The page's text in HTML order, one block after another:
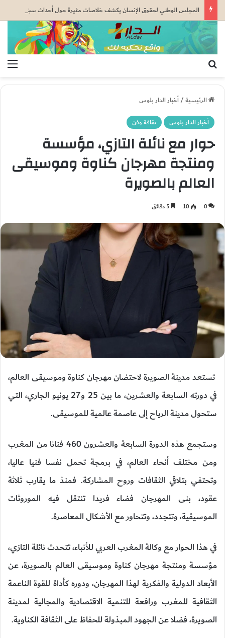
الرئيسية/أخبار الدار بلوس
أخبار الدار بلوس
ثقافة وفن
حوار مع نائلة التازي، مؤسسة
ومنتجة مهرجان كناوة وموسيقى
العالم بالصويرة
0
10
تستعد مدينة الصويرة لاحتضان مهرجان كناوة وموسيقى العالم،
في دورته السابعة والعشرين، ما بين 25 و27 يونيو الجاري، التي
ستحول مدينة الرياح إلى عاصمة عالمية للموسيقى.
وستجمع هذه الدورة السابعة والعشرون 460 فنانا من المغرب
ومن مختلف أنحاء العالم، في برمجة تحمل نفسا فنيا عاليا،
وتحتفي بتلاقي الثقافات وروح المشاركة. فمنذ ما يقارب ثلاثة
عقود، بنى المهرجان فضاء فريدا تنتقل فيه الموروثات
الموسيقية، وتتجدد، وتتحاور مع الأشكال المعاصرة.
في هذا الحوار مع وكالة المغرب العربي للأنباء، تتحدث نائلة التازي،
مؤسسة ومنتجة مهرجان كناوة وموسيقى العالم بالصويرة، عن
الأبعاد الدولية والفكرية لهذا المهرجان، ودوره كأداة للقوة الناعمة
الثقافية للمغرب ورافعة للتنمية الاقتصادية والمجالية لمدينة
الصويرة، فضلا عن الجهود المبذولة للحفاظ على الثقافة الكناوية.